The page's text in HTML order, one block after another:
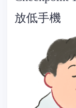
放低手機